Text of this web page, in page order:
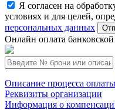
Я согласен на
условиях и для целей,
персональных данных
Онлайн оплата банковской
Описание процесса
Реквизиты организации
Информация о